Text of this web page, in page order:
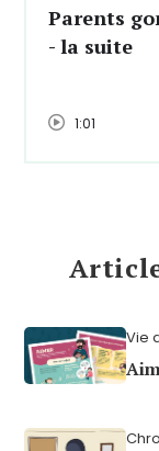
Parents
- la suite
1:01
Vie